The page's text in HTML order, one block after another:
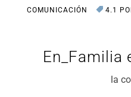
COMUNICACIÓN
4.1
En_Familia
la